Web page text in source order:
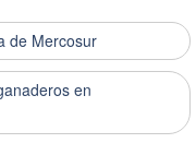
de Mercosur
en